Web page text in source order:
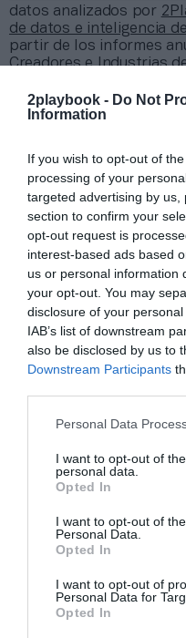
2playbook - Do Not
Information
If you wish to opt-out of
processing of your
targeted advertising by
section to confirm your
opt-out request is
interest-based ads based
us or personal information
your opt-out. You may
disclosure of your
IAB’s list of downstream
also be disclosed by us to
Downstream Participants
Personal Data
I want to opt-out of
personal data.
Opted In
I want to opt-out of
Personal Data.
Opted In
I want to opt-out of
Personal Data for
Opted In
datos analizados por
de datos e inteligencia
partir de los informes
Creadores e Industrias
A la campaña
sumarle el último golpe
medio de la cárcel al
de streaming que
League gracias a
ha anunciado la propia
Añadir2Playbook
de forma gratuita
Mantente informado
Compartir
Publicidad
2Playbook Club